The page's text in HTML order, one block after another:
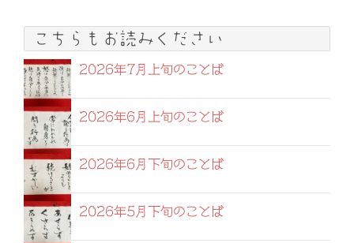
こちらもお読みください
2026年7月上旬のことば
2026年6月上旬のことば
2026年6月下旬のことば
2026年5月下旬のことば